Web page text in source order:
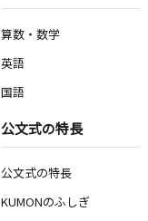
算数・数学
英語
国語
公文式の特長
公文式の特長
KUMONのふしぎ